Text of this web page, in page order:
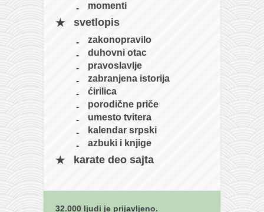
temashiwari
nunchaku
timbei rochin
tsunami dojo
snimci nastupa
momenti
svetlopis
zakonopravilo
duhovni otac
pravoslavlje
zabranjena istorija
ćirilica
porodične priče
umesto tvitera
kalendar srpski
azbuki i knjige
karate deo sajta
32.000 ljudi je prijavljeno.